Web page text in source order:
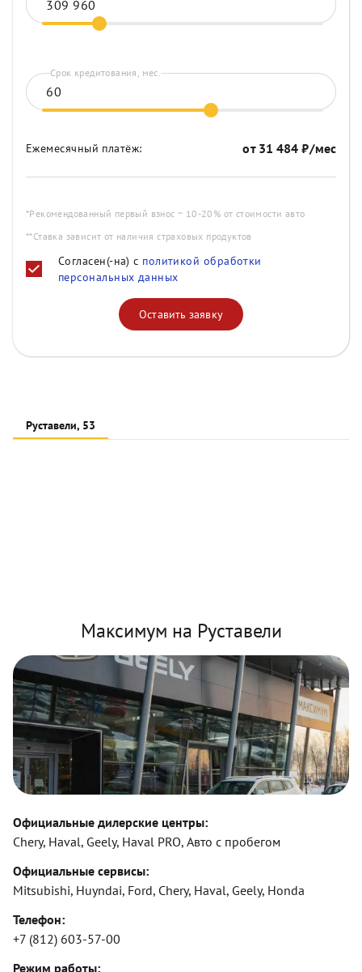
Срок кредитования, мес.
Ежемесячный платёж: от 31 484 ₽/мес
*Рекомендованный первый взнос ~ 10-20% от стоимости авто
**Ставка зависит от наличия страховых продуктов
Согласен(-на) с политикой обработки
персональных данных
Оставить заявку
Руставели, 53
Максимум на Руставели
Официальные дилерские центры:
Chery, Haval, Geely, Haval PRO, Авто с пробегом
Официальные сервисы:
Mitsubishi, Huyndai, Ford, Chery, Haval, Geely, Honda
Телефон:
+7 (812) 603-57-00
Режим работы: